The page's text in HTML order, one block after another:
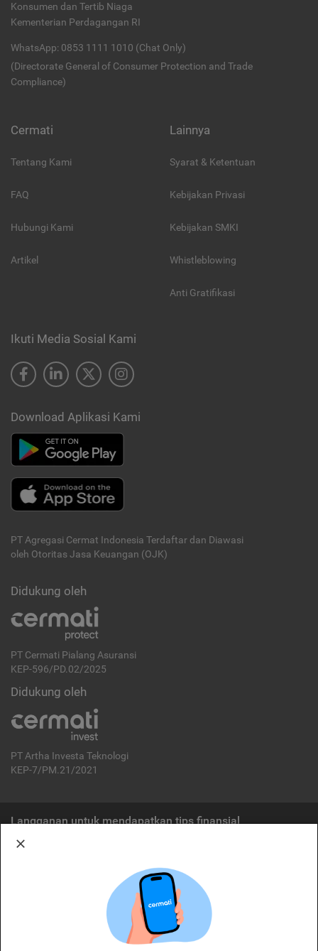
Konsumen dan Tertib Niaga
Kementerian Perdagangan RI
WhatsApp: 0853 1111 1010 (Chat Only)
(Directorate General of Consumer Protection and Trade
Compliance)
Cermati
Tentang Kami
FAQ
Hubungi Kami
Artikel
Lainnya
Syarat & Ketentuan
Kebijakan Privasi
Kebijakan SMKI
Whistleblowing
Anti Gratifikasi
Ikuti Media Sosial Kami
Download Aplikasi Kami
PT Agregasi Cermat Indonesia Terdaftar dan Diawasi
oleh Otoritas Jasa Keuangan (OJK)
Didukung oleh
PT Cermati Pialang Asuransi
KEP-596/PD.02/2025
Didukung oleh
PT Artha Investa Teknologi
KEP-7/PM.21/2021
Langganan untuk mendapatkan tips finansial
Cermati merupakan penyelenggara agregasi jasa keuangan yang terdaftar di
OJK. Oleh karena itu, produk dan/atau layanan jasa keuangan yang
ditawarkan bukan merupakan produk dan/atau layanan jasa keuangan yang
diterbitkan oleh Cermati dan Cermati tidak bertanggung jawab atas tuntutan